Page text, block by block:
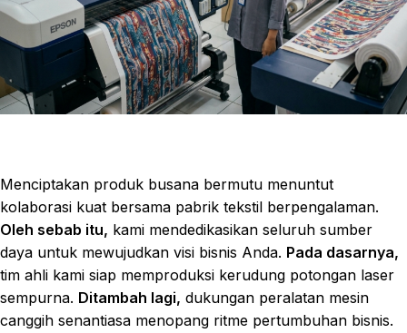
Menciptakan produk busana bermutu menuntut
kolaborasi kuat bersama pabrik tekstil berpengalaman.
Oleh sebab itu, kami mendedikasikan seluruh sumber
daya untuk mewujudkan visi bisnis Anda. Pada dasarnya,
tim ahli kami siap memproduksi kerudung potongan laser
sempurna. Ditambah lagi, dukungan peralatan mesin
canggih senantiasa menopang ritme pertumbuhan bisnis.